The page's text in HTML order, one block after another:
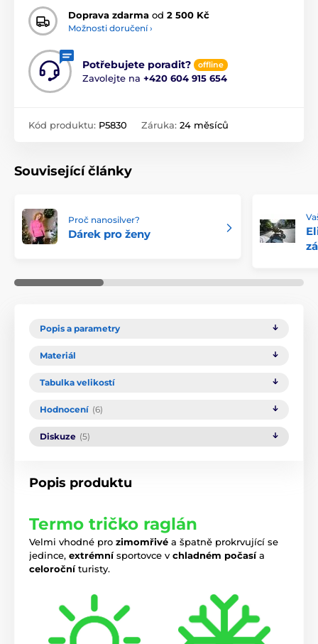
Doprava zdarma od 2 500 Kč
Možnosti doručení ›
Potřebujete poradit? offline
Zavolejte na +420 604 915 654
Kód produktu: P5830 Záruka: 24 měsíců
Související články
Proč nanosilver?
Dárek pro ženy
Popis a parametry
Materiál
Tabulka velikostí
Hodnocení (6)
Diskuze (5)
Popis produktu
Termo tričko raglán
Velmi vhodné pro zimomřivé a špatně prokrvující se
jedince, extrémnísportovce v chladném počasía
celoročníturisty.